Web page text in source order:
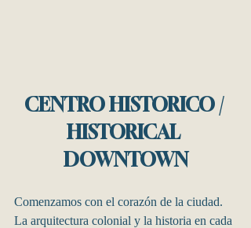
CENTRO HISTORICO /
HISTORICAL
DOWNTOWN
Comenzamos con el corazón de la ciudad.
La arquitectura colonial y la historia en cada